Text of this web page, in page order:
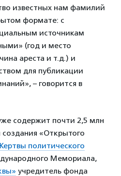
известных нам фамилий
формате: с
источникам
(год и место
ареста и т.д.) и
для публикации
– говорится в
содержит почти 2,5 млн
«Открытого
политического
Мемориала,
учредитель фонда